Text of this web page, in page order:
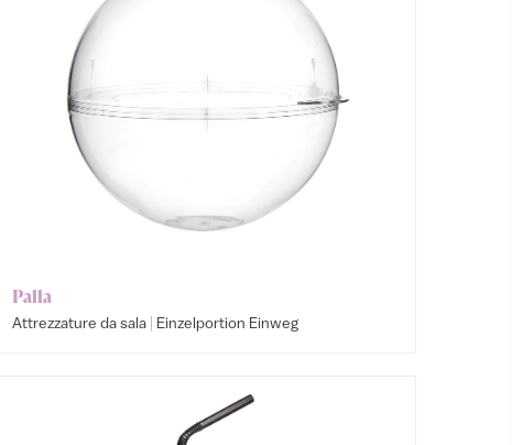
Palla
Attrezzature da sala | Einzelportion Einweg